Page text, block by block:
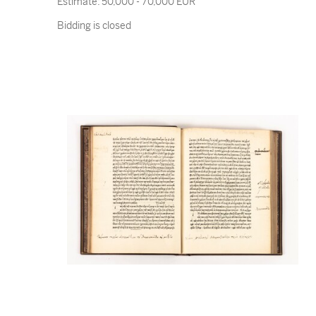
Bidding is closed